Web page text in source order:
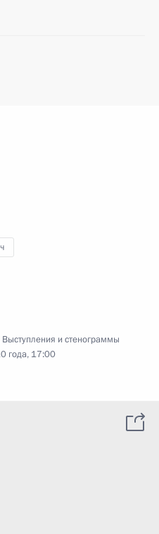
Выступления и стенограммы
года, 17:00